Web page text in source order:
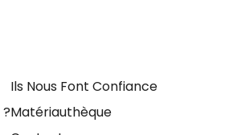
Ils Nous Font Confiance
Matériauthèque